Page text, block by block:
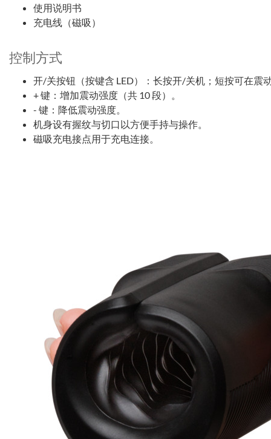
使用说明书
充电线（磁吸）
控制方式
开/关按钮（按键含 LED）：长按开/关机；短按可在震
+ 键：增加震动强度（共 10 段）。
- 键：降低震动强度。
机身设有握纹与切口以方便手持与操作。
磁吸充电接点用于充电连接。